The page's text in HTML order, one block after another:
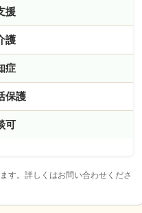
援
護
症
保護
可
す。詳しくはお問い合わせくださ